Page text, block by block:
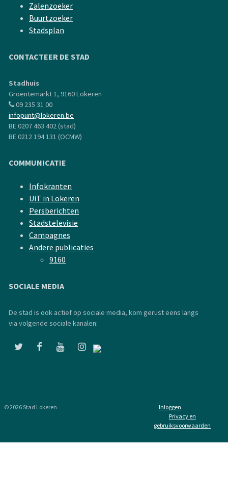
Zalenzoeker
Buurtzoeker
Stadsplan
CONTACTEER DE STAD
Stadhuis
Groentemarkt 1, 9160 Lokeren
09 235 31 00
infopunt@lokeren.be
BE 0207 463 402 (stad)
BE 0212 194 131 (OCMW)
COMMUNICATIE
Infokranten
UiT in Lokeren
Persberichten
Stadstelevisie
Campagnes
Andere publicaties
9160
SOCIALE MEDIA
De stad is ook actief op sociale media, kom gerust eens langs
via volgende sociale kanalen:
© 2026 Stad Lokeren
Inloggen
Privacy en
gebruiksvoorwaarden